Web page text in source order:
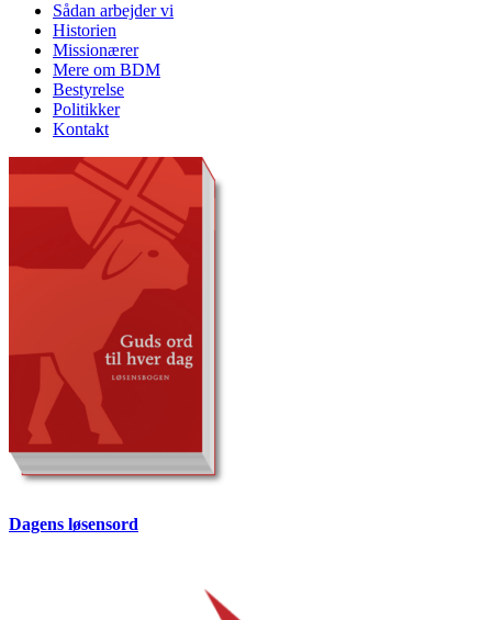
Sådan arbejder vi
Historien
Missionærer
Mere om BDM
Bestyrelse
Politikker
Kontakt
Dagens løsensord